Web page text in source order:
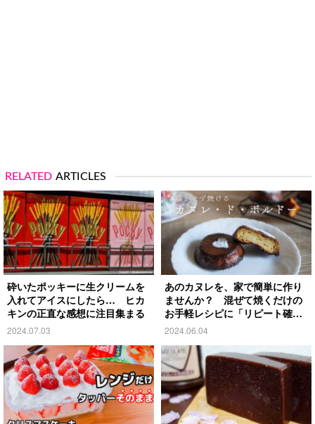
RELATED ARTICLES
砕いたポッキーに生クリームを
入れてアイスにしたら… ヒカ
キンの正直な感想に注目集まる
2024.07.03
あのカヌレを、家で簡単に作り
ませんか？ 混ぜて焼くだけの
お手軽レシピに「リピート確
定」
2024.06.04